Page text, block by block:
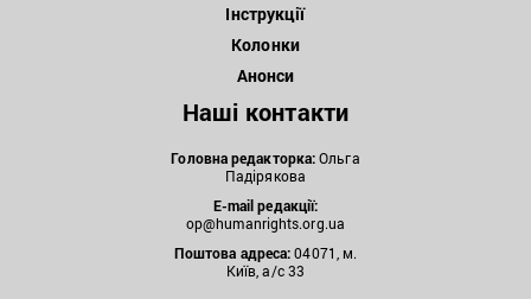
Інструкції
Колонки
Анонси
Наші контакти
Головна редакторка:Ольга
Падірякова
E-mail редакції:
op@humanrights.org.ua
Поштова адреса:04071, м.
Київ, а/с 33